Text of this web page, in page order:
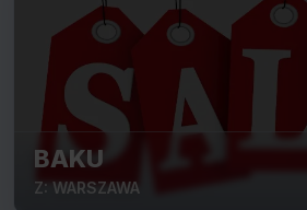
BAKU
Z: WARSZAWA